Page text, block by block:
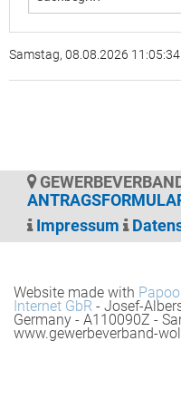
Samstag, 08.08.2026 11:05:34
Impressum
Website made with
Internet GbR - Josef-
Germany - A110090Z -
www.gewerbeverband-